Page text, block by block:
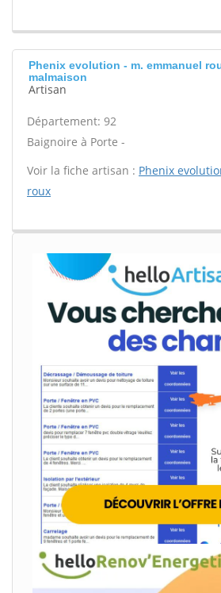
Phenix evolution - m. emmanuel
malmaison
Artisan
Département: 92
Baignoire à Porte -
Voir la fiche artisan : Phenix
roux